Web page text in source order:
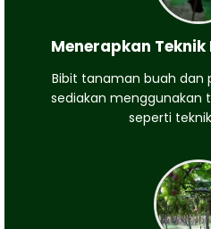
Menerapkan
Bibit tanaman buah dan
sediakan menggunakan
seperti